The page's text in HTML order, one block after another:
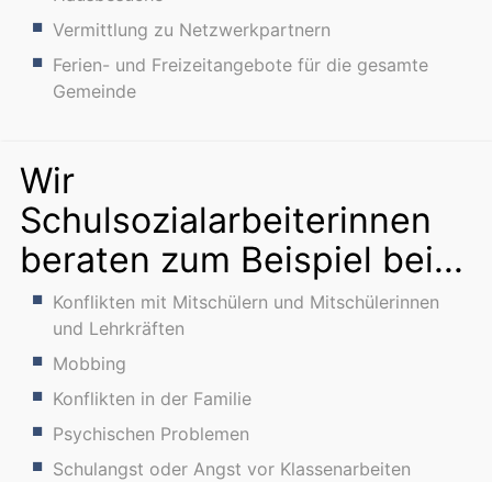
Vermittlung zu Netzwerkpartnern
Ferien- und Freizeitangebote für die gesamte
Gemeinde
Wir
Schulsozialarbeiterinnen
beraten zum Beispiel bei...
Konflikten mit Mitschülern und Mitschülerinnen
und Lehrkräften
Mobbing
Konflikten in der Familie
Psychischen Problemen
Schulangst oder Angst vor Klassenarbeiten